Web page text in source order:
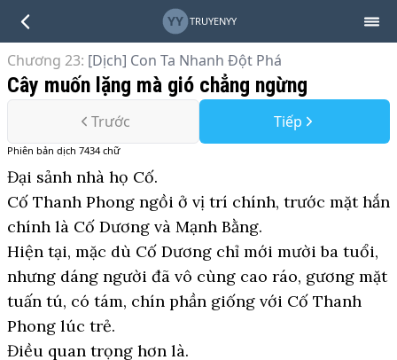
YY TRUYENYY
Chương 23: [Dịch] Con Ta Nhanh Đột Phá
Cây muốn lặng mà gió chẳng ngừng
Trước Tiếp
Phiên bản dịch 7434 chữ
Đại sảnh nhà họ Cố.
Cố Thanh Phong ngồi ở vị trí chính, trước mặt hắn
chính là Cố Dương và Mạnh Bằng.
Hiện tại, mặc dù Cố Dương chỉ mới mười ba tuổi,
nhưng dáng người đã vô cùng cao ráo, gương mặt
tuấn tú, có tám, chín phần giống với Cố Thanh
Phong lúc trẻ.
Điều quan trọng hơn là.